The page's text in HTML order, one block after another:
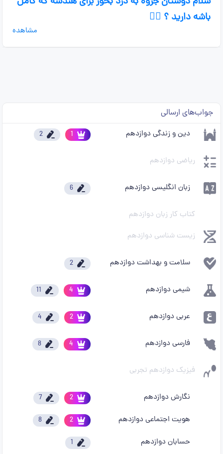
باشه دارید ؟ 🙇‍♀️
مشاهده
جواب‌های ارسالی
دین و زندگی دوازدهم 1
2
ریاضی دوازدهم
زبان انگلیسی دوازدهم 6
کتاب کار زبان دوازدهم
زیست شناسی دوازدهم
سلامت و بهداشت دوازدهم 2
شیمی دوازدهم 4
11
عربی دوازدهم 2
4
فارسی دوازدهم 4
8
فیزیک دوازدهم تجربی
نگارش دوازدهم 2
7
هویت اجتماعی دوازدهم 2
8
حسابان دوازدهم 1